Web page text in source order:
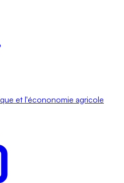
et l'écononomie agricole